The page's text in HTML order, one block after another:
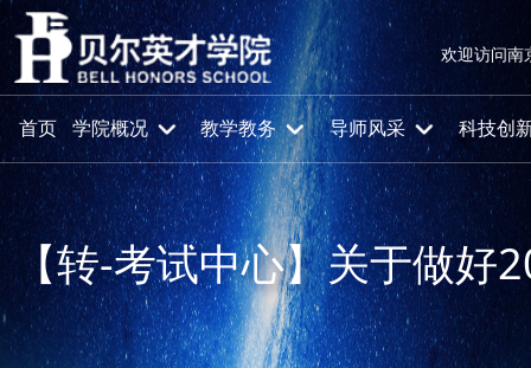
欢迎访问南
首页 学院概况 教学教务 导师风采 科技创
【转-考试中心】关于做好